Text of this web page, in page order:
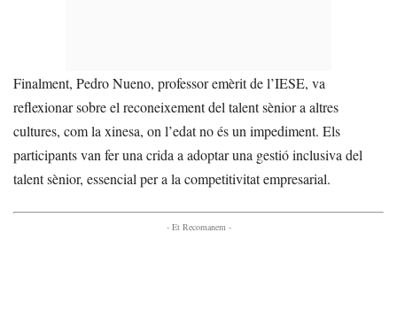
Finalment, Pedro Nueno, professor emèrit de l’IESE, va
reflexionar sobre el reconeixement del talent sènior a altres
cultures, com la xinesa, on l’edat no és un impediment. Els
participants van fer una crida a adoptar una gestió inclusiva del
talent sènior, essencial per a la competitivitat empresarial.
- Et Recomanem -